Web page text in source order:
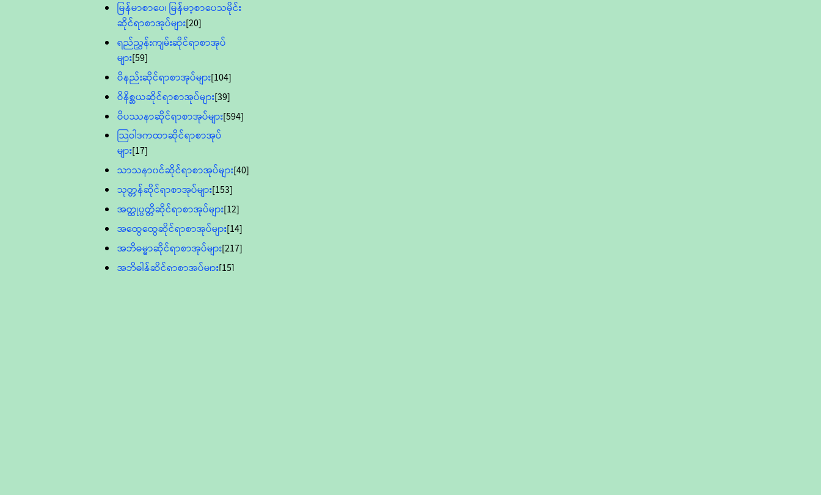
မြန်မာစာပေ၊ မြန်မာ့စာပေသမိုင်း
ဆိုင်ရာစာအုပ်များ[20]
ရည်ညွှန်းကျမ်းဆိုင်ရာစာအုပ်
များ[59]
ဝိနည်းဆိုင်ရာစာအုပ်များ[104]
ဝိနိစ္ဆယဆိုင်ရာစာအုပ်များ[39]
ဝိပဿနာဆိုင်ရာစာအုပ်များ[594]
သြဝါဒကထာဆိုင်ရာစာအုပ်
များ[17]
သာသနာ၀င်ဆိုင်ရာစာအုပ်များ[40]
သုတ္တန်ဆိုင်ရာစာအုပ်များ[153]
အတ္ထုပ္ပတ္တိဆိုင်ရာစာအုပ်များ[12]
အထွေထွေဆိုင်ရာစာအုပ်များ[14]
အဘိဓမ္မာဆိုင်ရာစာအုပ်များ[217]
အဘိဓါန်ဆိုင်ရာစာအုပ်များ[15]